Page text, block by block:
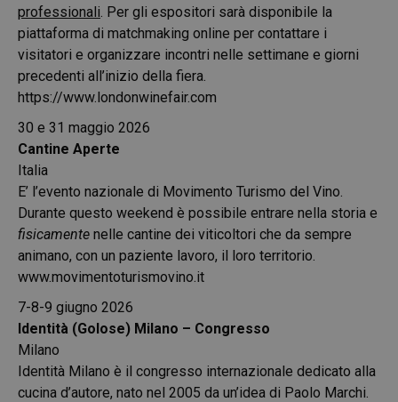
professionali. Per gli espositori sarà disponibile la
piattaforma di matchmaking online per contattare i
visitatori e organizzare incontri nelle settimane e giorni
precedenti all’inizio della fiera.
https://www.londonwinefair.com
30 e 31 maggio 2026
Cantine Aperte
Italia
E’ l’evento nazionale di Movimento Turismo del Vino.
Durante questo weekend è possibile entrare nella storia e
fisicamente nelle cantine dei viticoltori che da sempre
animano, con un paziente lavoro, il loro territorio.
www.movimentoturismovino.it
7-8-9 giugno 2026
Identità (Golose) Milano – Congresso
Milano
Identità Milano è il congresso internazionale dedicato alla
cucina d’autore, nato nel 2005 da un’idea di Paolo Marchi.